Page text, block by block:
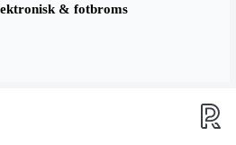
& fotbroms